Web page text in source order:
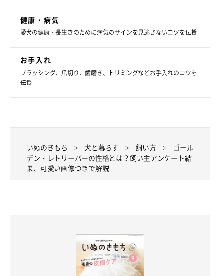
健康・病気
愛犬の健康・長生きのために病気のサインを見逃さないコツを伝授
お手入れ
ブラッシング、爪切り、歯磨き、トリミングなどお手入れのコツを
伝授
いぬのきもち 犬と暮らす 飼い方
ゴール
デン・レトリーバーの性格とは？飼い主アンケート結
果、可愛い画像つきで解説